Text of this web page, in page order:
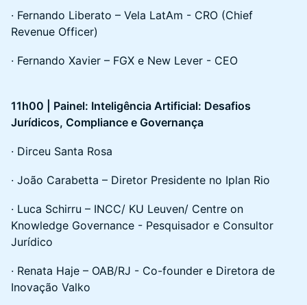
· Fernando Liberato – Vela LatAm - CRO (Chief
Revenue Officer)
· Fernando Xavier – FGX e New Lever - CEO
11h00 | Painel: Inteligência Artificial: Desafios
Jurídicos, Compliance e Governança
· Dirceu Santa Rosa
· João Carabetta – Diretor Presidente no Iplan Rio
· Luca Schirru – INCC/ KU Leuven/ Centre on
Knowledge Governance - Pesquisador e Consultor
Jurídico
· Renata Haje – OAB/RJ - Co-founder e Diretora de
Inovação Valko